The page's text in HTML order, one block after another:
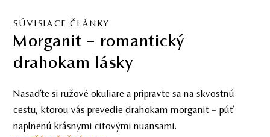
SÚVISIACE ČLÁNKY
Morganit – romantický
drahokam lásky
Nasaďte si ružové okuliare a pripravte sa na skvostnú
cestu, ktorou vás prevedie drahokam morganit – púť
naplnenú krásnymi citovými nuansami.